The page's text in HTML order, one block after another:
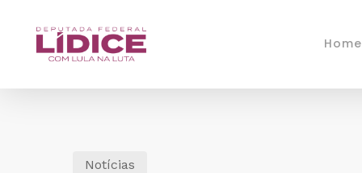
Home
Notícias